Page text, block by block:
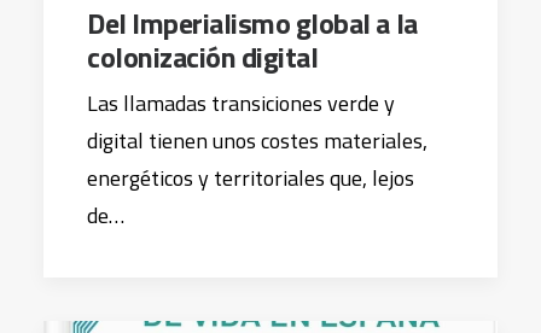
Del Imperialismo global a la
colonización digital
Las llamadas transiciones verde y
digital tienen unos costes materiales,
energéticos y territoriales que, lejos
de…